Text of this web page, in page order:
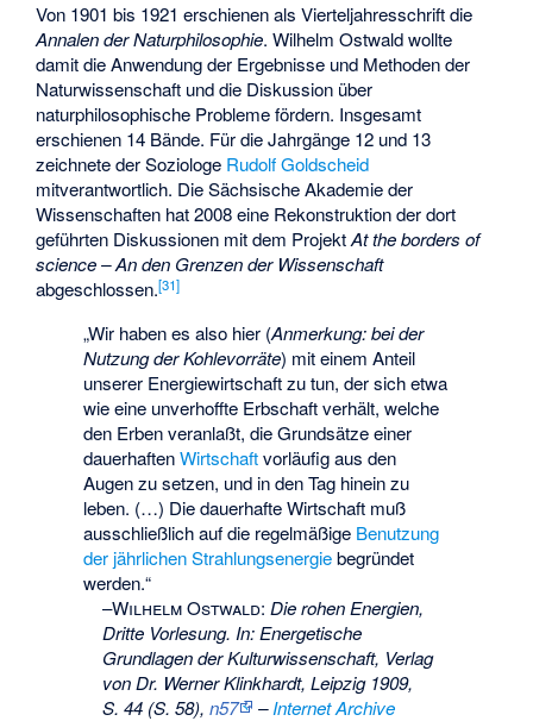
Von 1901 bis 1921 erschienen als Vierteljahresschrift die
Annalen der Naturphilosophie. Wilhelm Ostwald wollte
damit die Anwendung der Ergebnisse und Methoden der
Naturwissenschaft und die Diskussion über
naturphilosophische Probleme fördern. Insgesamt
erschienen 14 Bände. Für die Jahrgänge 12 und 13
zeichnete der Soziologe Rudolf Goldscheid
mitverantwortlich. Die Sächsische Akademie der
Wissenschaften hat 2008 eine Rekonstruktion der dort
geführten Diskussionen mit dem ProjektAt the borders of
science – An den Grenzen der Wissenschaft
abgeschlossen.[31]
„Wir haben es also hier (Anmerkung: bei der
Nutzung der Kohlevorräte) mit einem Anteil
unserer Energiewirtschaft zu tun, der sich etwa
wie eine unverhoffte Erbschaft verhält, welche
den Erben veranlaßt, die Grundsätze einer
dauerhaftenWirtschaftvorläufig aus den
Augen zu setzen, und in den Tag hinein zu
leben. (…) Die dauerhafte Wirtschaft muß
ausschließlich auf die regelmäßige Benutzung
der jährlichen Strahlungsenergiebegründet
werden.“
–Wilhelm Ostwald: Die rohen Energien,
Dritte Vorlesung. In: Energetische
Grundlagen der Kulturwissenschaft, Verlag
von Dr. Werner Klinkhardt, Leipzig 1909,
S. 44 (S. 58), n57 –Internet Archive